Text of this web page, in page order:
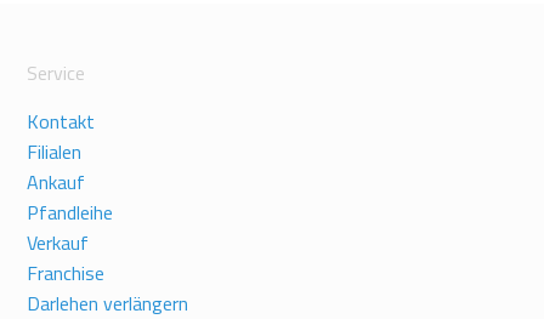
Service
Kontakt
Filialen
Ankauf
Pfandleihe
Verkauf
Franchise
Darlehen verlängern